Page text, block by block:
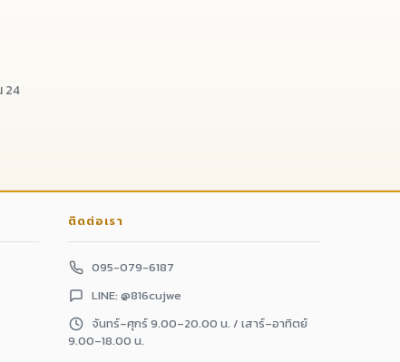
24
ติดต่อเรา
095-079-6187
LINE: @816cujwe
จันทร์–ศุกร์ 9.00–20.00 น. / เสาร์–อาทิตย์
9.00–18.00 น.